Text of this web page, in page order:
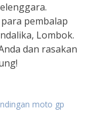
pembalap
Lombok.
dan rasakan
moto gp